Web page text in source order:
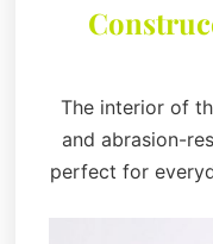
The interior of
and abrasion-
perfect for